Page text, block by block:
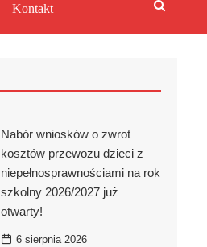
Kontakt
Nabór wniosków o zwrot
kosztów przewozu dzieci z
niepełnosprawnościami na rok
szkolny 2026/2027 już
otwarty!
6 sierpnia 2026